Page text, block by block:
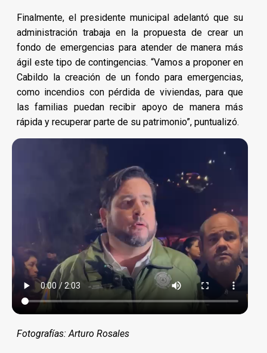
Finalmente, el presidente municipal adelantó que su
administración trabaja en la propuesta de crear un
fondo de emergencias para atender de manera más
ágil este tipo de contingencias. “Vamos a proponer en
Cabildo la creación de un fondo para emergencias,
como incendios con pérdida de viviendas, para que
las familias puedan recibir apoyo de manera más
rápida y recuperar parte de su patrimonio”, puntualizó.
Fotografías: Arturo Rosales